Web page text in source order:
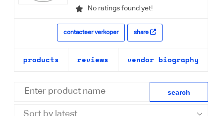
No ratings found yet!
share
contacteer verkoper
products reviews vendor biography